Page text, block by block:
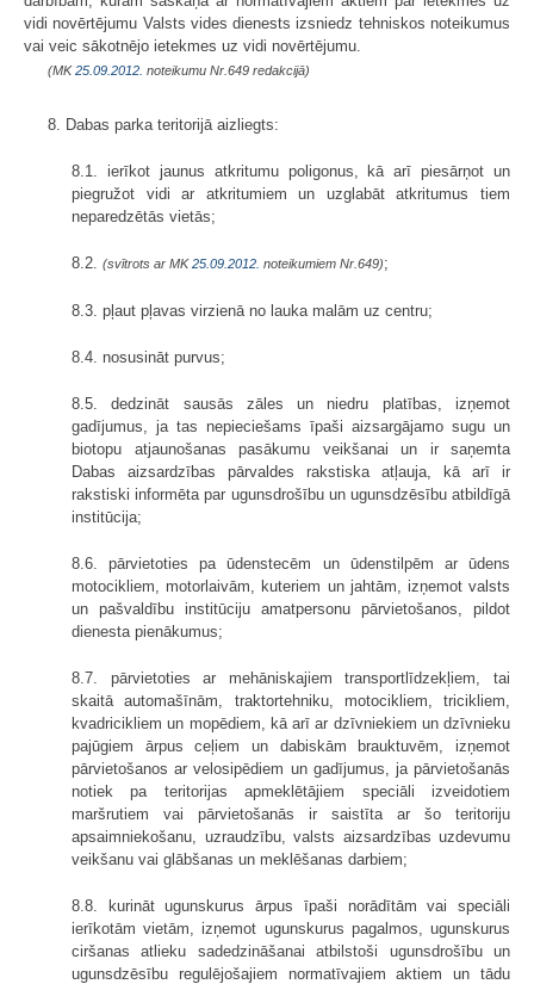
vidi novērtējumu Valsts vides dienests izsniedz tehniskos noteikumus
vai veic sākotnējo ietekmes uz vidi novērtējumu.
(MK25.09.2012. noteikumu Nr.649 redakcijā)
8. Dabas parka teritorijā aizliegts:
8.1. ierīkot jaunus atkritumu poligonus, kā arī piesārņot un
piegružot vidi ar atkritumiem un uzglabāt atkritumus tiem
neparedzētās vietās;
8.2. (svītrots ar MK25.09.2012. noteikumiem Nr.649);
8.3. pļaut pļavas virzienā no lauka malām uz centru;
8.4. nosusināt purvus;
8.5. dedzināt sausās zāles un niedru platības, izņemot
gadījumus, ja tas nepieciešams īpaši aizsargājamo sugu un
biotopu atjaunošanas pasākumu veikšanai un ir saņemta
Dabas aizsardzības pārvaldes rakstiska atļauja, kā arī ir
rakstiski informēta par ugunsdrošību un ugunsdzēsību atbildīgā
institūcija;
8.6. pārvietoties pa ūdenstecēm un ūdenstilpēm ar ūdens
motocikliem, motorlaivām, kuteriem un jahtām, izņemot valsts
un pašvaldību institūciju amatpersonu pārvietošanos, pildot
dienesta pienākumus;
8.7. pārvietoties ar mehāniskajiem transportlīdzekļiem, tai
skaitā automašīnām, traktortehniku, motocikliem, tricikliem,
kvadricikliem un mopēdiem, kā arī ar dzīvniekiem un dzīvnieku
pajūgiem ārpus ceļiem un dabiskām brauktuvēm, izņemot
pārvietošanos ar velosipēdiem un gadījumus, ja pārvietošanās
notiek pa teritorijas apmeklētājiem speciāli izveidotiem
maršrutiem vai pārvietošanās ir saistīta ar šo teritoriju
apsaimniekošanu, uzraudzību, valsts aizsardzības uzdevumu
veikšanu vai glābšanas un meklēšanas darbiem;
8.8. kurināt ugunskurus ārpus īpaši norādītām vai speciāli
ierīkotām vietām, izņemot ugunskurus pagalmos, ugunskurus
ciršanas atlieku sadedzinā­šanai atbilstoši ugunsdrošību un
ugunsdzēsību regulējošajiem normatīvajiem aktiem un tādu